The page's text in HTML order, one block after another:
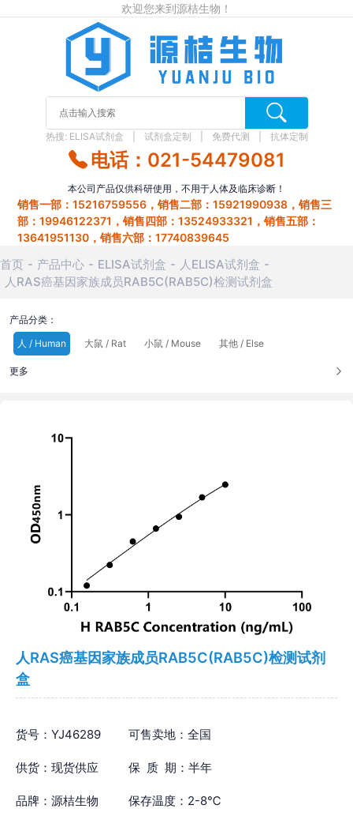
欢迎您来到源桔生物！
热搜: ELISA试剂盒 试剂盒定制 免费代测 抗体定制
电话：021-54479081
本公司产品仅供科研使用，不用于人体及临床诊断！
销售一部：15216759556，销售二部：15921990938，销售三
部：19946122371，销售四部：13524933321，销售五部：
13641951130，销售六部：17740839645
首页 产品中心 ELISA试剂盒
人ELISA试剂盒
人RAS癌基因家族成员RAB5C(RAB5C)检测试剂盒
产品分类：
人 / Human
大鼠 / Rat 小鼠 / Mouse 其他 / Else
更多
人RAS癌基因家族成员RAB5C(RAB5C)检测试剂
盒
货号：YJ46289 可售卖地：全国
供货：现货供应 保 质 期：半年
品牌：源桔生物 保存温度：2-8℃